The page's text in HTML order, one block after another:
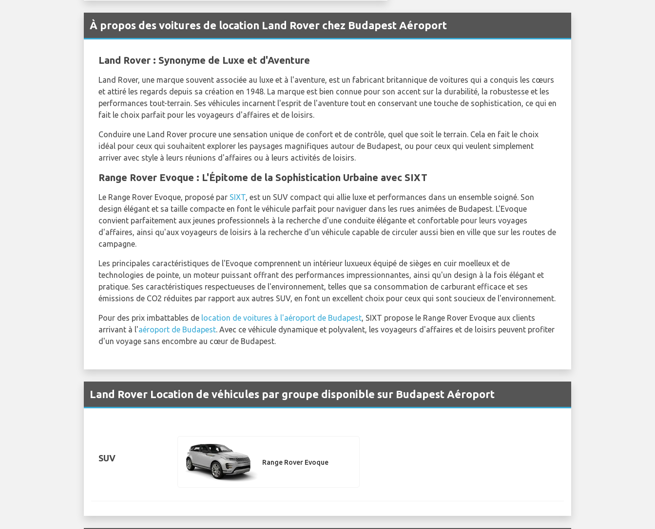
À propos des voitures de location Land Rover chez Budapest Aéroport
Land Rover : Synonyme de Luxe et d'Aventure
Land Rover, une marque souvent associée au luxe et à l'aventure, est un fabricant britannique de voitures qui a conquis les cœurs
et attiré les regards depuis sa création en 1948. La marque est bien connue pour son accent sur la durabilité, la robustesse et les
performances tout-terrain. Ses véhicules incarnent l'esprit de l'aventure tout en conservant une touche de sophistication, ce qui en
fait le choix parfait pour les voyageurs d'affaires et de loisirs.
Conduire une Land Rover procure une sensation unique de confort et de contrôle, quel que soit le terrain. Cela en fait le choix
idéal pour ceux qui souhaitent explorer les paysages magnifiques autour de Budapest, ou pour ceux qui veulent simplement
arriver avec style à leurs réunions d'affaires ou à leurs activités de loisirs.
Range Rover Evoque : L'Épitome de la Sophistication Urbaine avec SIXT
Le Range Rover Evoque, proposé par SIXT, est un SUV compact qui allie luxe et performances dans un ensemble soigné. Son
design élégant et sa taille compacte en font le véhicule parfait pour naviguer dans les rues animées de Budapest. L'Evoque
convient parfaitement aux jeunes professionnels à la recherche d'une conduite élégante et confortable pour leurs voyages
d'affaires, ainsi qu'aux voyageurs de loisirs à la recherche d'un véhicule capable de circuler aussi bien en ville que sur les routes de
campagne.
Les principales caractéristiques de l'Evoque comprennent un intérieur luxueux équipé de sièges en cuir moelleux et de
technologies de pointe, un moteur puissant offrant des performances impressionnantes, ainsi qu'un design à la fois élégant et
pratique. Ses caractéristiques respectueuses de l'environnement, telles que sa consommation de carburant efficace et ses
émissions de CO2 réduites par rapport aux autres SUV, en font un excellent choix pour ceux qui sont soucieux de l'environnement.
Pour des prix imbattables de location de voitures à l'aéroport de Budapest, SIXT propose le Range Rover Evoque aux clients
arrivant à l'aéroport de Budapest. Avec ce véhicule dynamique et polyvalent, les voyageurs d'affaires et de loisirs peuvent profiter
d'un voyage sans encombre au cœur de Budapest.
Land Rover Location de véhicules par groupe disponible sur Budapest Aéroport
SUV Range Rover Evoque